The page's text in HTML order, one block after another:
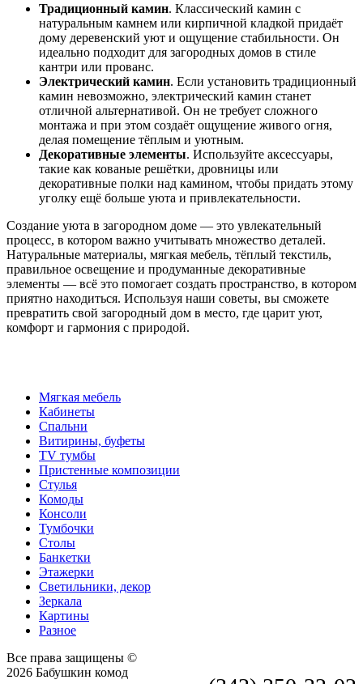
Традиционный камин. Классический камин с
натуральным камнем или кирпичной кладкой придаёт
дому деревенский уют и ощущение стабильности. Он
идеально подходит для загородных домов в стиле
кантри или прованс.
Электрический камин. Если установить традиционный
камин невозможно, электрический камин станет
отличной альтернативой. Он не требует сложного
монтажа и при этом создаёт ощущение живого огня,
делая помещение тёплым и уютным.
Декоративные элементы. Используйте аксессуары,
такие как кованые решётки, дровницы или
декоративные полки над камином, чтобы придать этому
уголку ещё больше уюта и привлекательности.
Создание уюта в загородном доме — это увлекательный
процесс, в котором важно учитывать множество деталей.
Натуральные материалы, мягкая мебель, тёплый текстиль,
правильное освещение и продуманные декоративные
элементы — всё это помогает создать пространство, в котором
приятно находиться. Используя наши советы, вы сможете
превратить свой загородный дом в место, где царит уют,
комфорт и гармония с природой.
Мягкая мебель
Кабинеты
Спальни
Витирины, буфеты
TV тумбы
Пристенные композиции
Стулья
Комоды
Консоли
Тумбочки
Столы
Банкетки
Этажерки
Светильники, декор
Зеркала
Картины
Разное
Все права защищены ©
2026 Бабушкин комод